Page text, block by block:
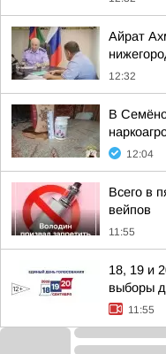
Айрат
12:32
В
12:04
Всего в
вейпов
11:55
18, 19 и
выборы
11:55